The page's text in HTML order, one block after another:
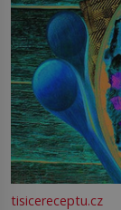
tisicereceptu.cz